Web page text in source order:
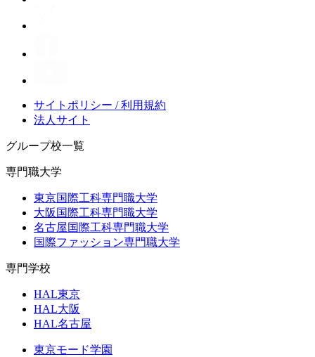
サイトポリシー / 利用規約
法人サイト
グループ校一覧
専門職大学
東京国際工科専門職大学
大阪国際工科専門職大学
名古屋国際工科専門職大学
国際ファッション専門職大学
専門学校
HAL東京
HAL大阪
HAL名古屋
東京モード学園